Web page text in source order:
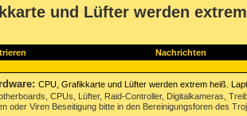
und Lüfter werden
Nachrichten
: CPU, Grafikkarte und Lüfter werden extrem heiß.
CPUs, Lüfter, Raid-Controller, Digitalkameras,
oder Viren Beseitigung bitte in den Bereinigungsforen des